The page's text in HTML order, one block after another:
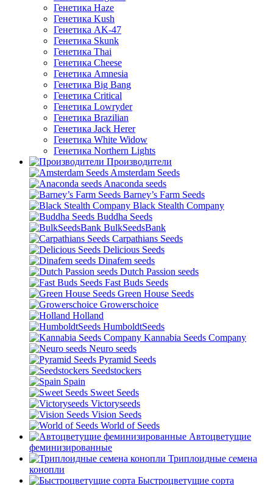
Генетика Haze
Генетика Kush
Генетика AK-47
Генетика Skunk
Генетика Thai
Генетика Cheese
Генетика Amnesia
Генетика Big Bang
Генетика Critical
Генетика Lowryder
Генетика Brazilian
Генетика Jack Herer
Генетика White Widow
Генетика Northern Lights
Производители
Amsterdam Seeds
Anaconda seeds
Barney’s Farm Seeds
Black Stealth Company
Buddha Seeds
BulkSeedsBank
Carpathians Seeds
Delicious Seeds
Dinafem seeds
Dutch Passion seeds
Fast Buds Seeds
Green House Seeds
Growerschoice
Holland
HumboldtSeeds
Kannabia Seeds Company
Neuro seeds
Pyramid Seeds
Seedstockers
Spain
Sweet Seeds
Victoryseeds
Vision Seeds
World of Seeds
Автоцветущие
феминизированные
Триплоидные семена
конопли
Быстроцветущие сорта